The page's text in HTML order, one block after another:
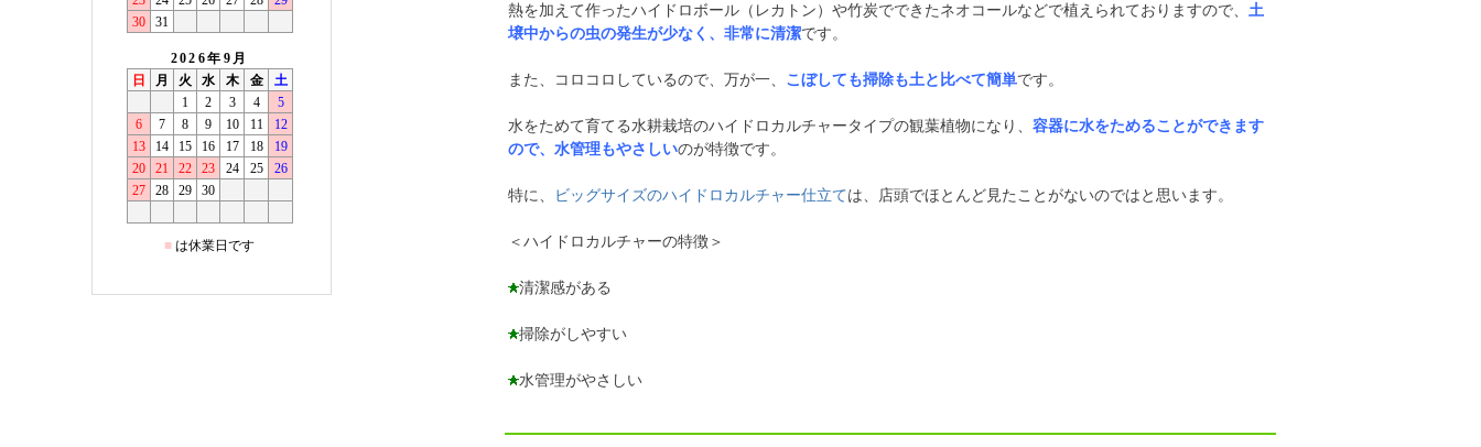
熱を加えて作ったハイドロボール（レカトン）や竹炭でできたネオコールなどで植えられておりますので、 土
壌中からの虫の発生が少なく、非常に清潔です。
また、コロコロしているので、万が一、 こぼしても掃除も土と比べて簡単です。
水をためて育てる水耕栽培のハイドロカルチャータイプの観葉植物になり、 容器に水をためることができます
ので、水管理もやさしいのが特徴です。
特に、 ビッグサイズのハイドロカルチャー仕立ては、店頭でほとんど見たことがないのではと思います。
＜ハイドロカルチャーの特徴＞
清潔感がある
掃除がしやすい
水管理がやさしい